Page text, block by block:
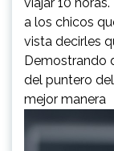
a los chicos
vista decirles
Demostrando
del puntero
mejor manera